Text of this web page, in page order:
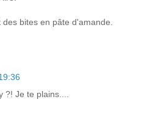
bites en pâte d'amande.
?! Je te plains....